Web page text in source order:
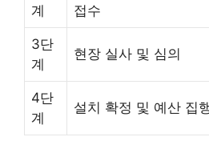
계
접수
3단
계
현장 실사 및 심의
4단
계
설치 확정 및 예산 집